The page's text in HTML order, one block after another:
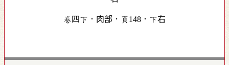
卷四下．肉部．頁148．下右